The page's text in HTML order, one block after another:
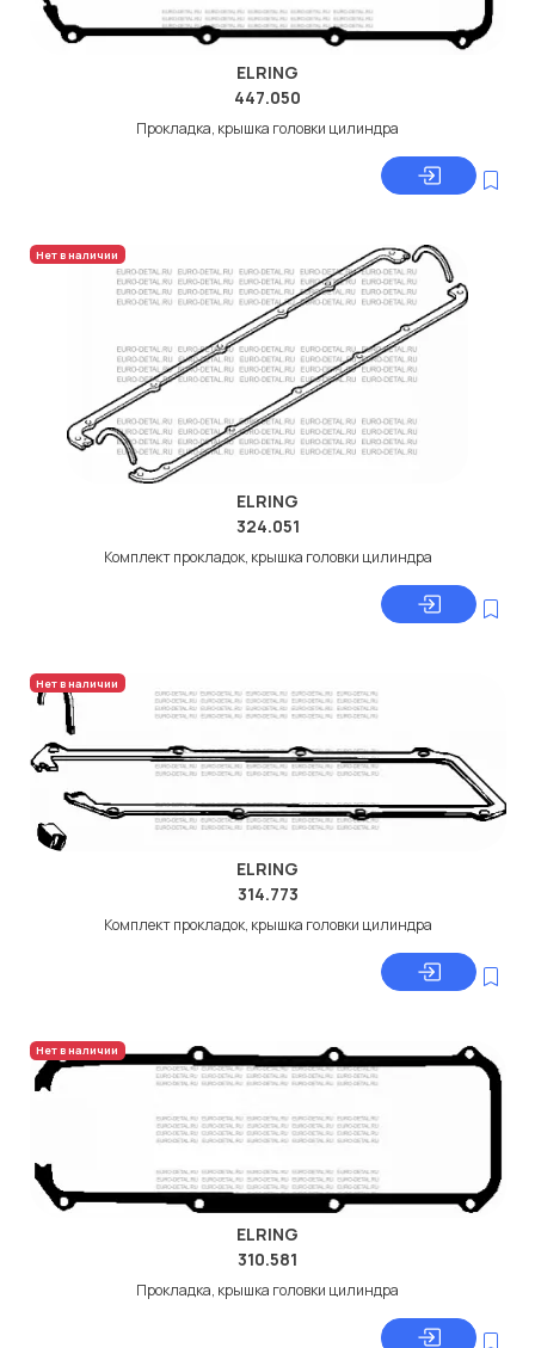
ELRING
447.050
Прокладка, крышка головки цилиндра
Нет в наличии
ELRING
324.051
Комплект прокладок, крышка головки цилиндра
Нет в наличии
ELRING
314.773
Комплект прокладок, крышка головки цилиндра
Нет в наличии
ELRING
310.581
Прокладка, крышка головки цилиндра